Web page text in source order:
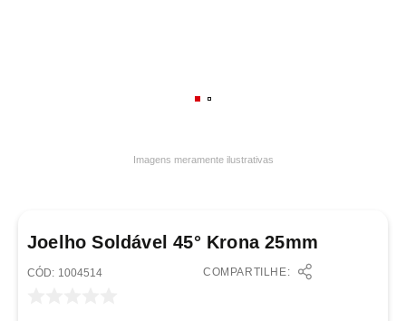
Imagens meramente ilustrativas
Joelho Soldável 45° Krona 25mm
: 1004514 COMPARTILHE: